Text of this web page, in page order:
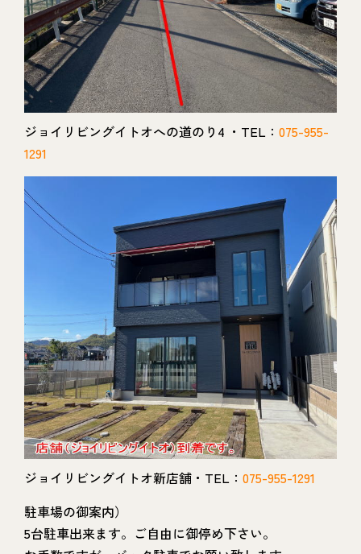
ジョイリビングイトオへの道のり4 ・TEL： 075-955-
1291
ジョイリビングイトオ新店舗・TEL： 075-955-1291
駐車場の御案内）
5台駐車出来ます。ご自由に御停め下さい。